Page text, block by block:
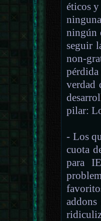
éticos
ningún
seguir
non-
pérdida
verdad
pilar:
- Los
cuota
para